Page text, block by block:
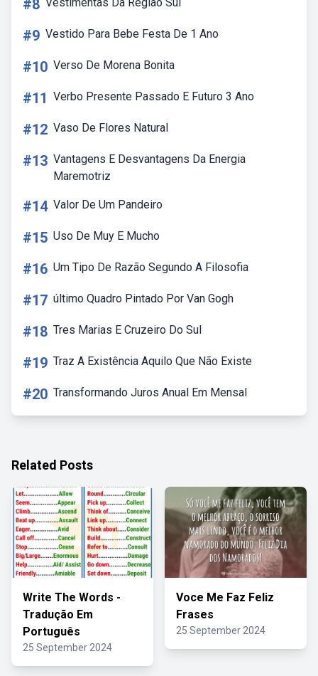
#8
#9 Vestido Para Bebe Festa De 1 Ano
#10 Verso De Morena Bonita
#11 Verbo Presente Passado E Futuro 3 Ano
#12 Vaso De Flores Natural
#13 Vantagens E Desvantagens Da Energia
Maremotriz
#14 Valor De Um Pandeiro
#15 Uso De Muy E Mucho
#16 Um Tipo De Razão Segundo A Filosofia
#17 último Quadro Pintado Por Van Gogh
#18 Tres Marias E Cruzeiro Do Sul
#19 Traz A Existência Aquilo Que Não Existe
#20 Transformando Juros Anual Em Mensal
Related Posts
Write The Words -
Tradução Em
Português
25 September 2024
Voce Me Faz Feliz
Frases
25 September 2024